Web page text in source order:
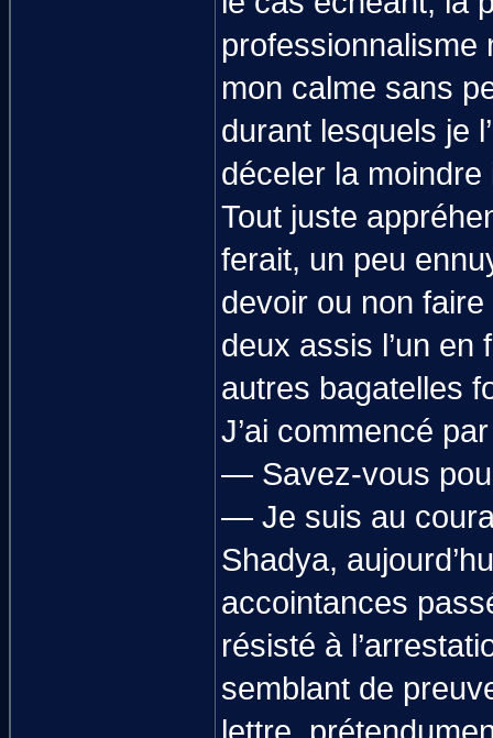
professionnalisme
mon calme sans
durant lesquels je
déceler la
Tout juste
ferait, un peu
devoir ou non
deux assis l’un en
autres bagatelles
J’ai commencé
— Savez-vous
— Je suis au
Shadya,
accointances
résisté à
semblant de